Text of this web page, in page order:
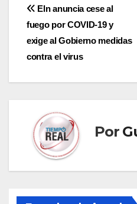
Navegación
de
entradas
Eln anuncia cese al
fuego por COVID-19 y
exige al Gobierno medidas
contra el virus
Por